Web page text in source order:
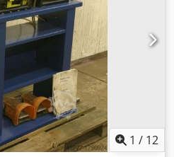
1 / 12